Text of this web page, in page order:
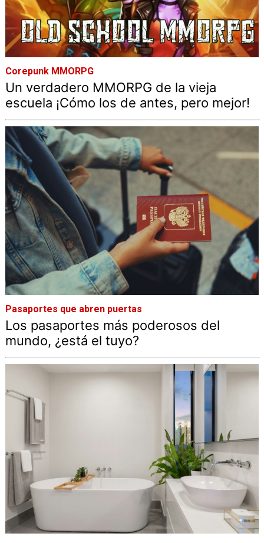
Corepunk MMORPG
Un verdadero MMORPG de la vieja
escuela ¡Cómo los de antes, pero mejor!
Pasaportes que abren puertas
Los pasaportes más poderosos del
mundo, ¿está el tuyo?